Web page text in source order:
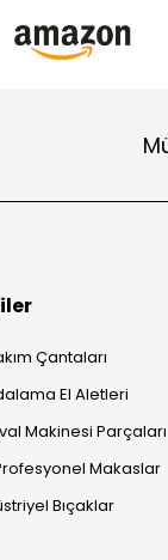
Çantaları
El Aletleri
Makinesi Parçaları
Makaslar
Bıçaklar